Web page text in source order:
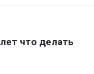
что делать